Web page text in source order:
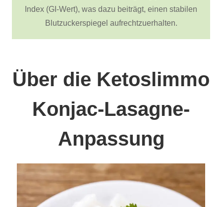
Index (GI-Wert), was dazu beiträgt, einen stabilen
Blutzuckerspiegel aufrechtzuerhalten.
Über die Ketoslimmo
Konjac-Lasagne-
Anpassung